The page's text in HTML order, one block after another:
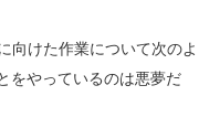
向けた作業について次のよ
をやっているのは悪夢だ